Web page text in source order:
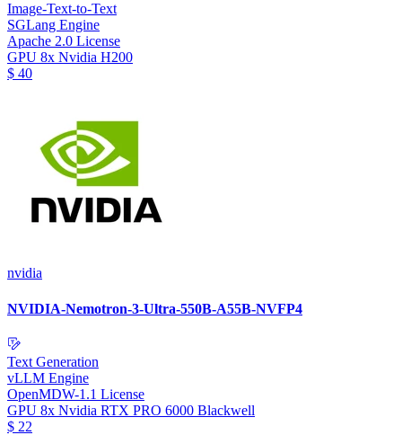
Image-Text-to-Text
SGLang Engine
Apache 2.0 License
GPU 8x Nvidia H200
$ 40
nvidia
NVIDIA-Nemotron-3-Ultra-550B-A55B-NVFP4
Text Generation
vLLM Engine
OpenMDW-1.1 License
GPU 8x Nvidia RTX PRO 6000 Blackwell
$ 22